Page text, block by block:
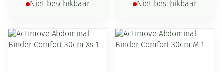
Niet beschikbaar Niet beschikbaar